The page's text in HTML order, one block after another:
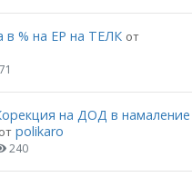
в % на ЕР на ТЕЛК от
на ДОД в намаление
от polikaro
240